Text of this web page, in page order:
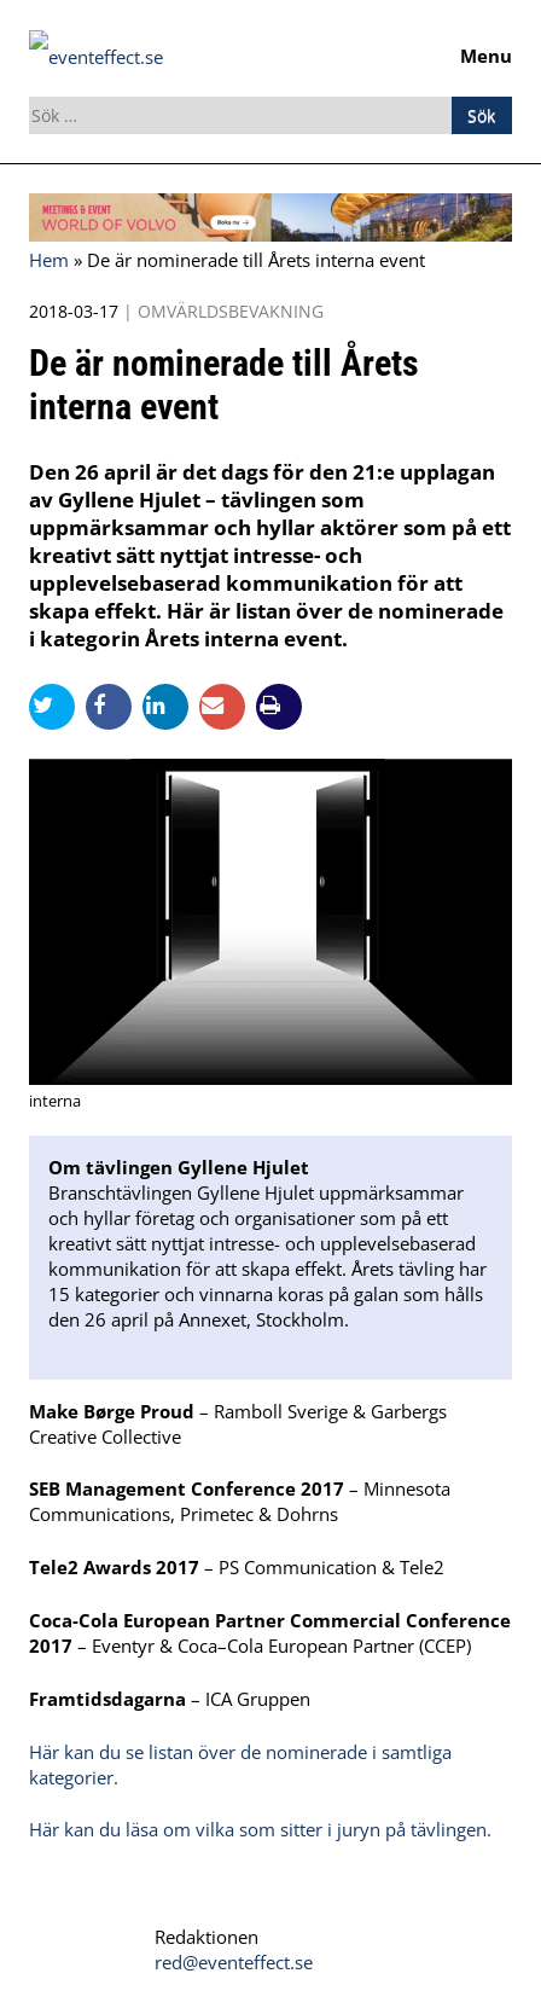
Menu
Sök
efter:
Skip
to
content
Hem » De är nominerade till Årets interna event
2018-03-17 | OMVÄRLDSBEVAKNING
De är nominerade till Årets
interna event
Den 26 april är det dags för den 21:e upplagan
av Gyllene Hjulet – tävlingen som
uppmärksammar och hyllar aktörer som på ett
kreativt sätt nyttjat intresse- och
upplevelsebaserad kommunikation för att
skapa effekt. Här är listan över de nominerade
i kategorin Årets interna event.
interna
Om tävlingen Gyllene Hjulet
Branschtävlingen Gyllene Hjulet uppmärksammar
och hyllar företag och organisationer som på ett
kreativt sätt nyttjat intresse- och upplevelsebaserad
kommunikation för att skapa effekt. Årets tävling har
15 kategorier och vinnarna koras på galan som hålls
den 26 april på Annexet, Stockholm.
Make Børge Proud – Ramboll Sverige & Garbergs
Creative Collective
SEB Management Conference 2017 – Minnesota
Communications, Primetec & Dohrns
Tele2 Awards 2017 – PS Communication & Tele2
Coca-Cola European Partner Commercial Conference
2017 – Eventyr & Coca–Cola European Partner (CCEP)
Framtidsdagarna – ICA Gruppen
Här kan du se listan över de nominerade i samtliga
kategorier.
Här kan du läsa om vilka som sitter i juryn på tävlingen.
Redaktionen
red@eventeffect.se